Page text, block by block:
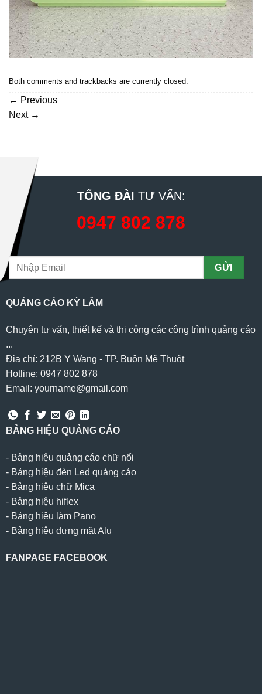
Both comments and trackbacks are currently closed.
← Previous
Next →
TỔNG ĐÀI TƯ VẤN:
0947 802 878
QUẢNG CÁO KỲ LÂM
Chuyên tư vấn, thiết kế và thi công các công trình quảng cáo
...
Địa chỉ: 212B Y Wang - TP. Buôn Mê Thuột
Hotline: 0947 802 878
Email: yourname@gmail.com
BẢNG HIỆU QUẢNG CÁO
- Bảng hiệu quảng cáo chữ nổi
- Bảng hiệu đèn Led quảng cáo
- Bảng hiệu chữ Mica
- Bảng hiệu hiflex
- Bảng hiệu làm Pano
- Bảng hiệu dựng mặt Alu
FANPAGE FACEBOOK